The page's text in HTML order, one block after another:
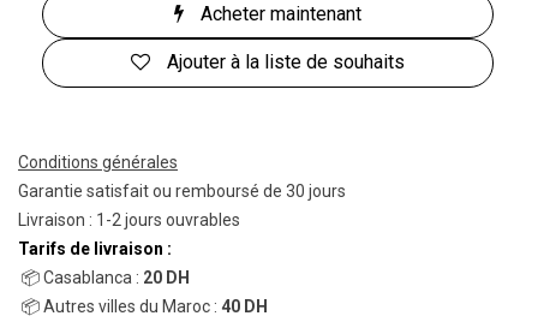
Acheter maintenant
Ajouter à la liste de souhaits
Conditions générales
Garantie satisfait ou remboursé de 30 jours
Livraison : 1-2 jours ouvrables
Tarifs de livraison :
📦 Casablanca : 20 DH
📦 Autres villes du Maroc : 40 DH